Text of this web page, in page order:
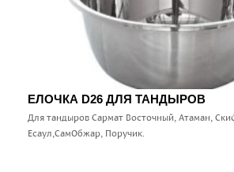
ЕЛОЧКА D26 ДЛЯ ТАНДЫРОВ
Для тандыров Сармат Восточный, Атаман,
Есаул,СамОбжар, Поручик.